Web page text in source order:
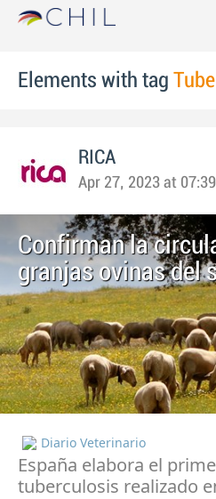
Elements with tag
RICA
Apr 27, 2023 at 07:39
Confirman la
granjas ovinas del
Diario Veterinario
España elabora el
tuberculosis realizado